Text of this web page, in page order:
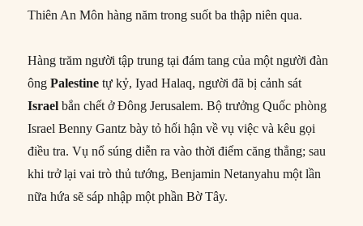
Thiên An Môn hàng năm trong suốt ba thập niên qua.
Hàng trăm người tập trung tại đám tang của một người đàn
ôngPalestine tự kỷ, Iyad Halaq, người đã bị cảnh sát
Israel bắn chết ở Đông Jerusalem. Bộ trưởng Quốc phòng
Israel Benny Gantz bày tỏ hối hận về vụ việc và kêu gọi
điều tra. Vụ nổ súng diễn ra vào thời điểm căng thẳng; sau
khi trở lại vai trò thủ tướng, Benjamin Netanyahu một lần
nữa hứa sẽ sáp nhập một phần Bờ Tây.